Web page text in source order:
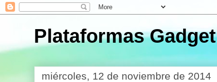
Plataformas Gadget
miércoles, 12 de noviembre de 2014